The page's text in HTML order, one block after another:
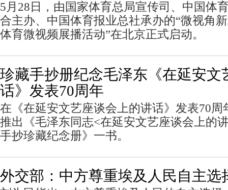
5月28日，由国家体育总局宣传司、中国体
合主办、中国体育报业总社承办的“微视角
体育微视频展播活动”在北京正式启动。
珍藏手抄册纪念毛泽东《在延安文
话》发表70周年
在《在延安文艺座谈会上的讲话》发表70周
推出《毛泽东同志<在延安文艺座谈会上的
手抄珍藏纪念册》一书。
外交部：中方尊重埃及人民自主选